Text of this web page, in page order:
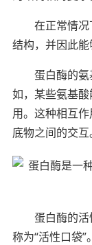
在正常情
结构，并因此能
蛋白酶的
如，某些氨基
用。这种相互
底物之间的交互
蛋白酶的
称为“活性口袋”。